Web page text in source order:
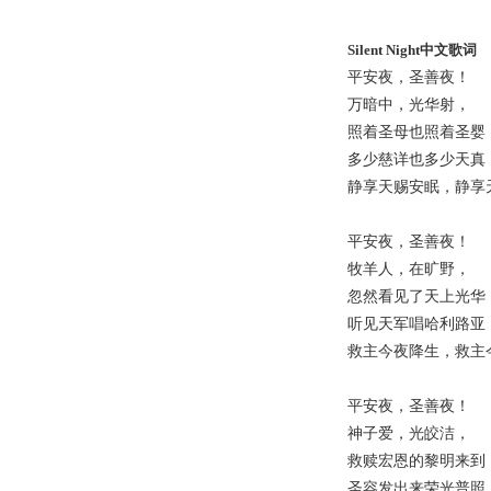
Silent Night中文歌词
平安夜，圣善夜！
万暗中，光华射，
照着圣母也照着圣婴
多少慈详也多少天真
静享天赐安眠，静享
平安夜，圣善夜！
牧羊人，在旷野，
忽然看见了天上光华
听见天军唱哈利路亚
救主今夜降生，救主
平安夜，圣善夜！
神子爱，光皎洁，
救赎宏恩的黎明来到